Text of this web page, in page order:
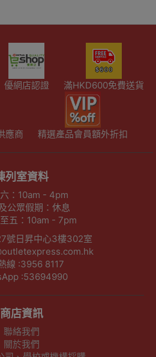
優網店認證 滿HKD600免費送貨
應商 精選產品會員額外折扣
列室資料
：10am - 4pm
公眾假期：休息
五：10am - 7pm
號日昇中心3樓302室
線 :3956 8117
:53694990
商店資訊
聯絡我們
關於我們